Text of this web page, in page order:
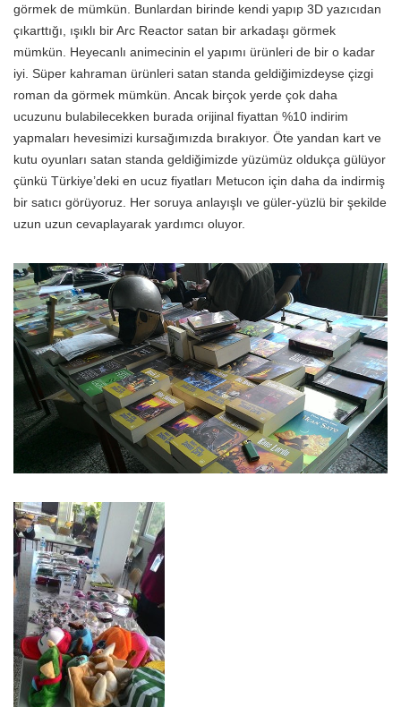
görmek de mümkün. Bunlardan birinde kendi yapıp 3D yazıcıdan
çıkarttığı, ışıklı bir Arc Reactor satan bir arkadaşı görmek
mümkün. Heyecanlı animecinin el yapımı ürünleri de bir o kadar
iyi. Süper kahraman ürünleri satan standa geldiğimizdeyse çizgi
roman da görmek mümkün. Ancak birçok yerde çok daha
ucuzunu bulabilecekken burada orijinal fiyattan %10 indirim
yapmaları hevesimizi kursağımızda bırakıyor. Öte yandan kart ve
kutu oyunları satan standa geldiğimizde yüzümüz oldukça gülüyor
çünkü Türkiye’deki en ucuz fiyatları Metucon için daha da indirmiş
bir satıcı görüyoruz. Her soruya anlayışlı ve güler-yüzlü bir şekilde
uzun uzun cevaplayarak yardımcı oluyor.